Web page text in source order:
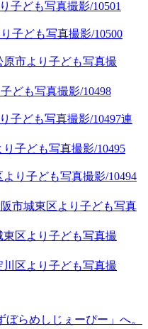
子ども写真撮影/10501
子ども写真撮影/10500
市より子ども写真撮
ども写真撮影/10498
子ども写真撮影/10497連
子ども写真撮影/10495
り子ども写真撮影/10494
市城東区より子ども写真
区より子ども写真撮
区より子ども写真撮
らめしじぇーぴー」へ。